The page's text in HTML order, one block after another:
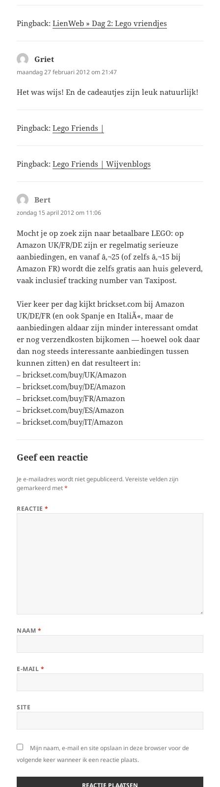
Pingback:LienWeb » Dag 2: Lego vriendjes
Griet
maandag 27 februari 2012 om 21:47
Het was wijs! En de cadeautjes zijn leuk natuurlijk!
Pingback:Lego Friends |
Pingback:Lego Friends | Wijvenblogs
Bert
zondag 15 april 2012 om 11:06
Mocht je op zoek zijn naar betaalbare LEGO: op
Amazon UK/FR/DE zijn er regelmatig serieuze
aanbiedingen, en vanaf â‚¬25 (of zelfs â‚¬15 bij
Amazon FR) wordt die zelfs gratis aan huis geleverd,
vaak inclusief tracking number van Taxipost.
Vier keer per dag kijkt brickset.com bij Amazon
UK/DE/FR (en ook Spanje en ItaliÃ«, maar de
aanbiedingen aldaar zijn minder interessant omdat
er nog verzendkosten bijkomen — hoewel ook daar
dan nog steeds interessante aanbiedingen tussen
kunnen zitten) en dat resulteert in:
– brickset.com/buy/UK/Amazon
– brickset.com/buy/DE/Amazon
– brickset.com/buy/FR/Amazon
– brickset.com/buy/ES/Amazon
– brickset.com/buy/IT/Amazon
Geef een reactie
Je e-mailadres wordt niet gepubliceerd. Vereiste velden zijn
gemarkeerd met*
REACTIE*
NAAM *
E-MAIL *
SITE
Mijn naam, e-mail en site opslaan in deze browser voor de
volgende keer wanneer ik een reactie plaats.